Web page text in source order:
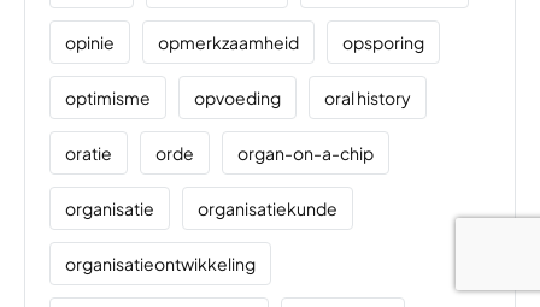
opinie opmerkzaamheid opsporing
optimisme opvoeding oral history
oratie orde organ-on-a-chip
organisatie organisatiekunde
organisatieontwikkeling